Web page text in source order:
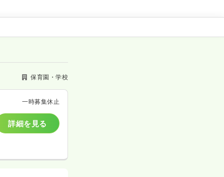
保育園・学校
一時募集休止
詳細を見る